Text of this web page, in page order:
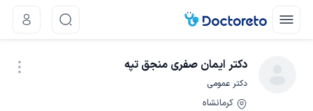
دکتر ایمان صفری منجق تپه
دکتر عمومی
کرمانشاه